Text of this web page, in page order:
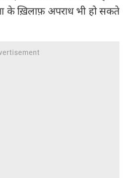
के ख़िलाफ़ अपराध भी हो सकते